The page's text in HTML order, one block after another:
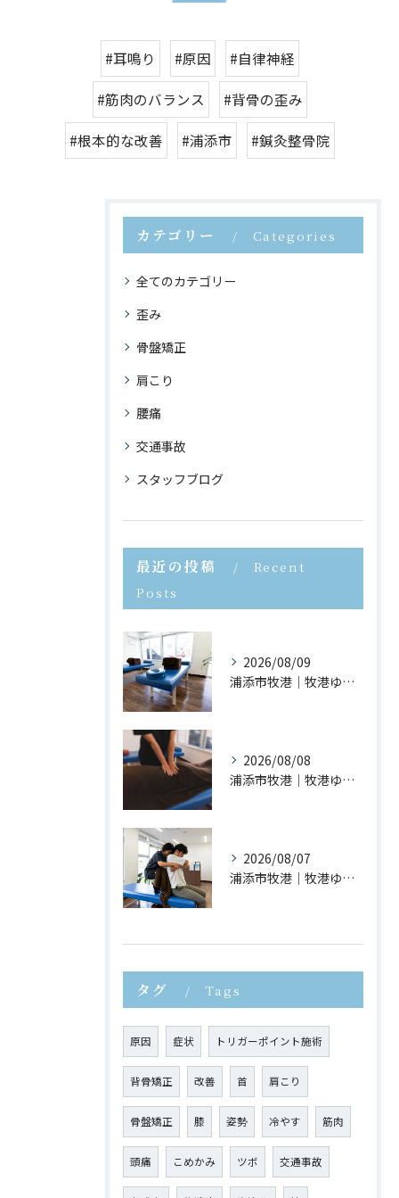
#耳鳴り #原因 #自律神経
#筋肉のバランス #背骨の歪み
#根本的な改善 #浦添市 #鍼灸整骨院
カテゴリー Categories
全てのカテゴリー
歪み
骨盤矯正
肩こり
腰痛
交通事故
スタッフブログ
最近の投稿
Recent
Posts
2026/08/09
浦添市牧港｜牧港ゆがみ鍼灸整骨院｜立ち上がる時に腰が痛い原因とは？
2026/08/08
浦添市牧港｜牧港ゆがみ鍼灸整骨院｜反り腰を放置するとどうなる？
2026/08/07
浦添市牧港｜牧港ゆがみ鍼灸整骨院｜猫背が疲れやすさにつながる理由とは？
タグ Tags
原因 症状 トリガーポイント施術
背骨矯正 改善 首 肩こり
骨盤矯正 膝 姿勢 冷やす 筋肉
頭痛 こめかみ ツボ 交通事故